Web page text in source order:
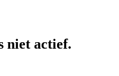
niet actief.